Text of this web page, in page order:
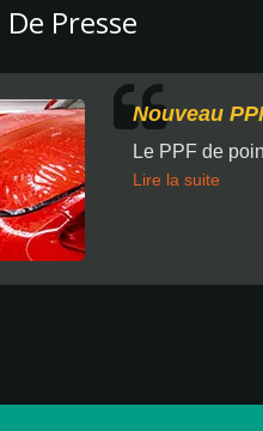
Presse
Nouveau
Le PPF de
Lire la suite